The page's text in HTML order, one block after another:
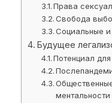
Права
Свобода
Социальные и
Будущее
Потенциал
ментальности